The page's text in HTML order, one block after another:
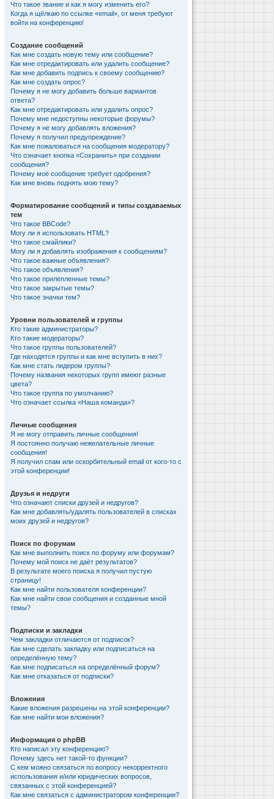
Что такое звание и как я могу изменить его?
Когда я щёлкаю по ссылке «email», от меня требуют
войти на конференцию!
Создание сообщений
Как мне создать новую тему или сообщение?
Как мне отредактировать или удалить сообщение?
Как мне добавить подпись к своему сообщению?
Как мне создать опрос?
Почему я не могу добавить больше вариантов
ответа?
Как мне отредактировать или удалить опрос?
Почему мне недоступны некоторые форумы?
Почему я не могу добавлять вложения?
Почему я получил предупреждение?
Как мне пожаловаться на сообщения модератору?
Что означает кнопка «Сохранить» при создании
сообщения?
Почему моё сообщение требует одобрения?
Как мне вновь поднять мою тему?
Форматирование сообщений и типы создаваемых
тем
Что такое BBCode?
Могу ли я использовать HTML?
Что такое смайлики?
Могу ли я добавлять изображения к сообщениям?
Что такое важные объявления?
Что такое объявления?
Что такое прилепленные темы?
Что такое закрытые темы?
Что такое значки тем?
Уровни пользователей и группы
Кто такие администраторы?
Кто такие модераторы?
Что такое группы пользователей?
Где находятся группы и как мне вступить в них?
Как мне стать лидером группы?
Почему названия некоторых групп имеют разные
цвета?
Что такое группа по умолчанию?
Что означает ссылка «Наша команда»?
Личные сообщения
Я не могу отправить личные сообщения!
Я постоянно получаю нежелательные личные
сообщения!
Я получил спам или оскорбительный email от кого-то с
этой конференции!
Друзья и недруги
Что означают списки друзей и недругов?
Как мне добавлять/удалять пользователей в списках
моих друзей и недругов?
Поиск по форумам
Как мне выполнить поиск по форуму или форумам?
Почему мой поиск не даёт результатов?
В результате моего поиска я получил пустую
страницу!
Как мне найти пользователя конференции?
Как мне найти свои сообщения и созданные мной
темы?
Подписки и закладки
Чем закладки отличаются от подписок?
Как мне сделать закладку или подписаться на
определённую тему?
Как мне подписаться на определённый форум?
Как мне отказаться от подписки?
Вложения
Какие вложения разрешены на этой конференции?
Как мне найти мои вложения?
Информация о phpBB
Кто написал эту конференцию?
Почему здесь нет такой-то функции?
С кем можно связаться по вопросу некорректного
использования и/или юридических вопросов,
связанных с этой конференцией?
Как мне связаться с администратором конференции?